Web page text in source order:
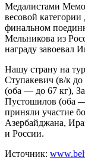
Медалистами
весовой
финальном
Мельникова из
награду завоевал
Нашу страну на
Ступакевич (в/к
(оба — до 67 кг),
Пустошилов (оба —
приняли участие
Азербайджана,
и России.
Источник: